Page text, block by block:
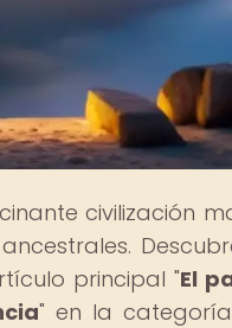
civilización
principal "El
" en la